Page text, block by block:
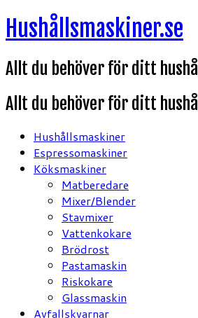
Hoppa
till
Hushållsmaskiner.se
Allt du behöver för ditt hushåll
Allt du behöver för ditt hushåll
Hushållsmaskiner
Espressomaskiner
Köksmaskiner
Matberedare
Mixer/Blender
Stavmixer
Vattenkokare
Brödrost
Pastamaskin
Riskokare
Glassmaskin
Avfallskvarnar